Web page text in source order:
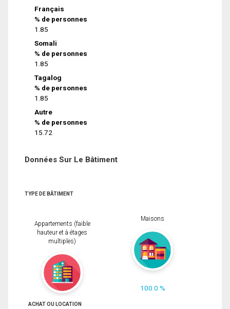
Français
% de personnes
1.85
Somali
% de personnes
1.85
Tagalog
% de personnes
1.85
Autre
% de personnes
15.72
Données Sur Le Bâtiment
TYPE DE BÂTIMENT
Appartements (faible
hauteur et à étages
multiples)
Maisons
100.0 %
ACHAT OU LOCATION